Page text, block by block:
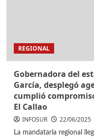
REGIONAL
Gobernadora del
García, desplegó
cumplió
El Callao
INFOSUR 22/06/2025
La mandataria regional